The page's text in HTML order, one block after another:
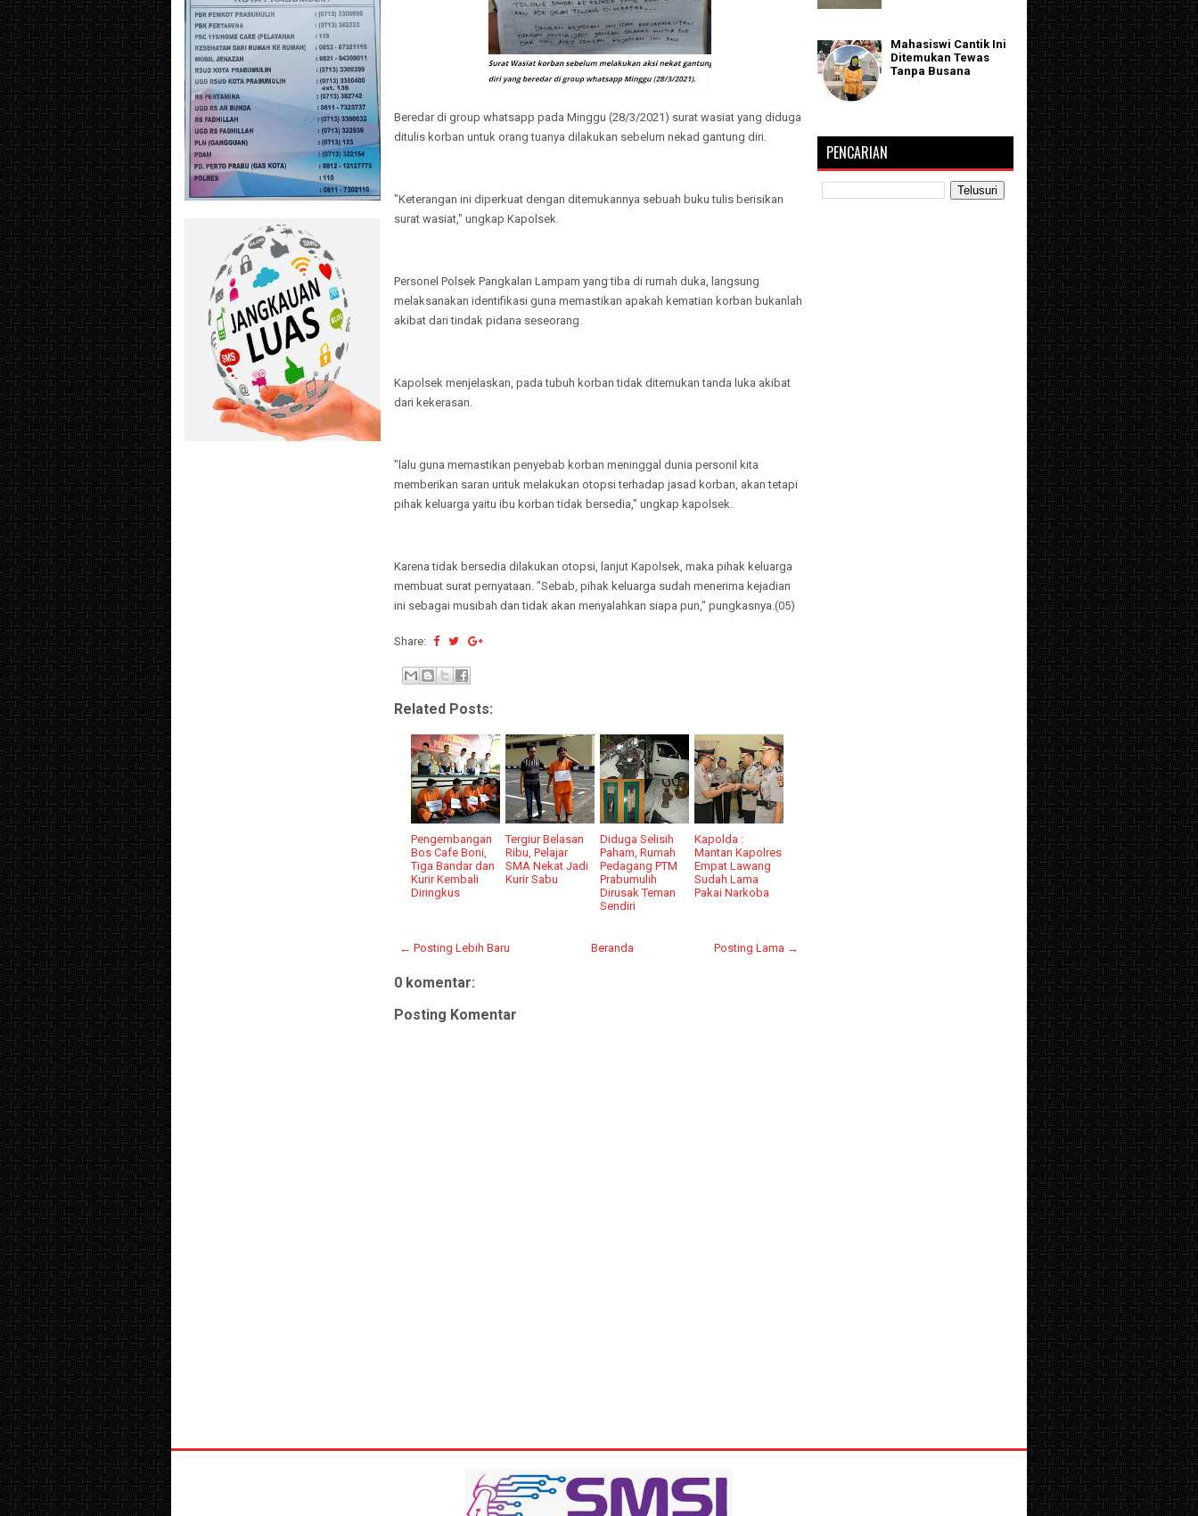
Beredar di group whatsapp pada Minggu (28/3/2021) surat wasiat yang diduga
ditulis korban untuk orang tuanya dilakukan sebelum nekad gantung diri.
"Keterangan ini diperkuat dengan ditemukannya sebuah buku tulis berisikan
surat wasiat," ungkap Kapolsek.
Personel Polsek Pangkalan Lampam yang tiba di rumah duka, langsung
melaksanakan identifikasi guna memastikan apakah kematian korban bukanlah
akibat dari tindak pidana seseorang.
Kapolsek menjelaskan, pada tubuh korban tidak ditemukan tanda luka akibat
dari kekerasan.
"lalu guna memastikan penyebab korban meninggal dunia personil kita
memberikan saran untuk melakukan otopsi terhadap jasad korban, akan tetapi
pihak keluarga yaitu ibu korban tidak bersedia," ungkap kapolsek.
Karena tidak bersedia dilakukan otopsi, lanjut Kapolsek, maka pihak keluarga
membuat surat pernyataan. "Sebab, pihak keluarga sudah menerima kejadian
ini sebagai musibah dan tidak akan menyalahkan siapa pun," pungkasnya.(05)
Share:
Related Posts:
Pengembangan
Bos Cafe Boni,
Tiga Bandar dan
Kurir Kembali
Diringkus
Tergiur Belasan
Ribu, Pelajar
SMA Nekat Jadi
Kurir Sabu
Diduga Selisih
Paham, Rumah
Pedagang PTM
Prabumulih
Dirusak Teman
Sendiri
Kapolda :
Mantan Kapolres
Empat Lawang
Sudah Lama
Pakai Narkoba
← Posting Lebih Baru Posting Lama →
Beranda
0 komentar:
Posting Komentar
Mahasiswi Cantik Ini
Ditemukan Tewas
Tanpa Busana
PENCARIAN